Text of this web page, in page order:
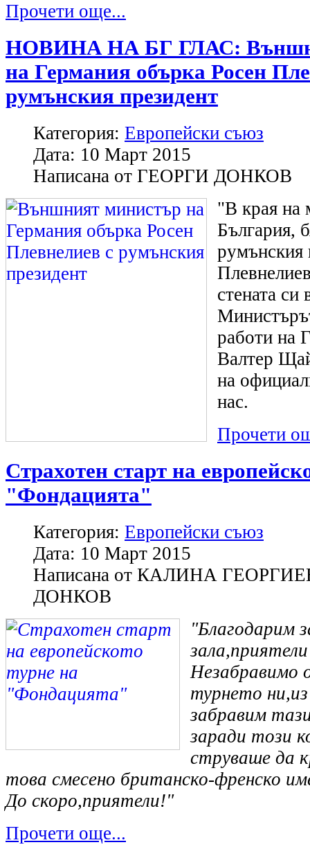
Прочети още...
НОВИНА НА БГ ГЛАС:
на Германия обърка Росен
румънския президент
Категория: Европейски съюз
Дата: 10 Март 2015
Написана от ГЕОРГИ ДОНКОВ
"В края на
България,
румънския
стената си
работи на
Валтер
на
нас.
Прочети
Страхотен старт на
"Фондацията"
Категория: Европейски съюз
Дата: 10 Март 2015
Написана от КАЛИНА
ДОНКОВ
"Благодарим
Незабравимо
турнето
забравим
заради този
струваше да
това смесено британско-френско
До скоро,приятели!"
Прочети още...